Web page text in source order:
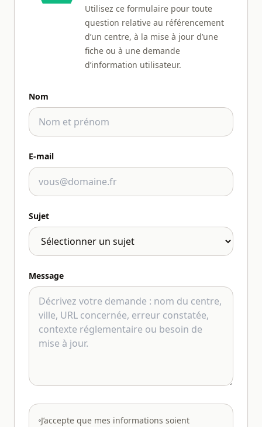
Utilisez ce formulaire pour toute
question relative au référencement
d’un centre, à la mise à jour d’une
fiche ou à une demande
d’information utilisateur.
Nom
E-mail
Sujet
Message
J’accepte que mes informations soient